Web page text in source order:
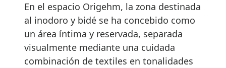
En el espacio Origehm, la zona destinada
al inodoro y bidé se ha concebido como
un área íntima y reservada, separada
visualmente mediante una cuidada
combinación de textiles en tonalidades